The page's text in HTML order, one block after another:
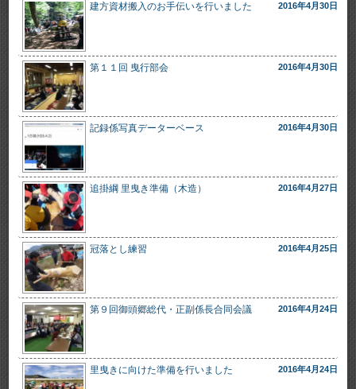
建方資材搬入のお手伝いを行いました 2016年4月30日
第１１回 曳行部会 2016年4月30日
記録係写真データーベース 2016年4月30日
追掛綱 里曳き準備（木造） 2016年4月27日
冠落とし練習 2016年4月25日
第９回御頭郷総代・正副係長合同会議 2016年4月24日
里曳きに向けた準備を行いました 2016年4月24日